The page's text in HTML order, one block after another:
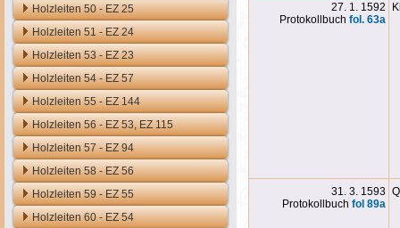
Holzleiten 50 - EZ 25
Holzleiten 51 - EZ 24
Holzleiten 53 - EZ 23
Holzleiten 54 - EZ 57
Holzleiten 55 - EZ 144
Holzleiten 56 - EZ 53, EZ 115
Holzleiten 57 - EZ 94
Holzleiten 58 - EZ 56
Holzleiten 59 - EZ 55
Holzleiten 60 - EZ 54
27. 1. 1592
Protokollbuch fol. 63a
31. 3. 1593
Protokollbuch fol 89a